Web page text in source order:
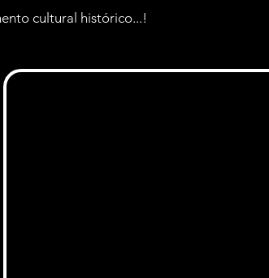
cultural histórico...!